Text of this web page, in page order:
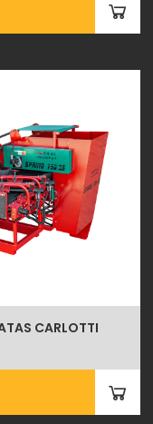
CARLOTTI